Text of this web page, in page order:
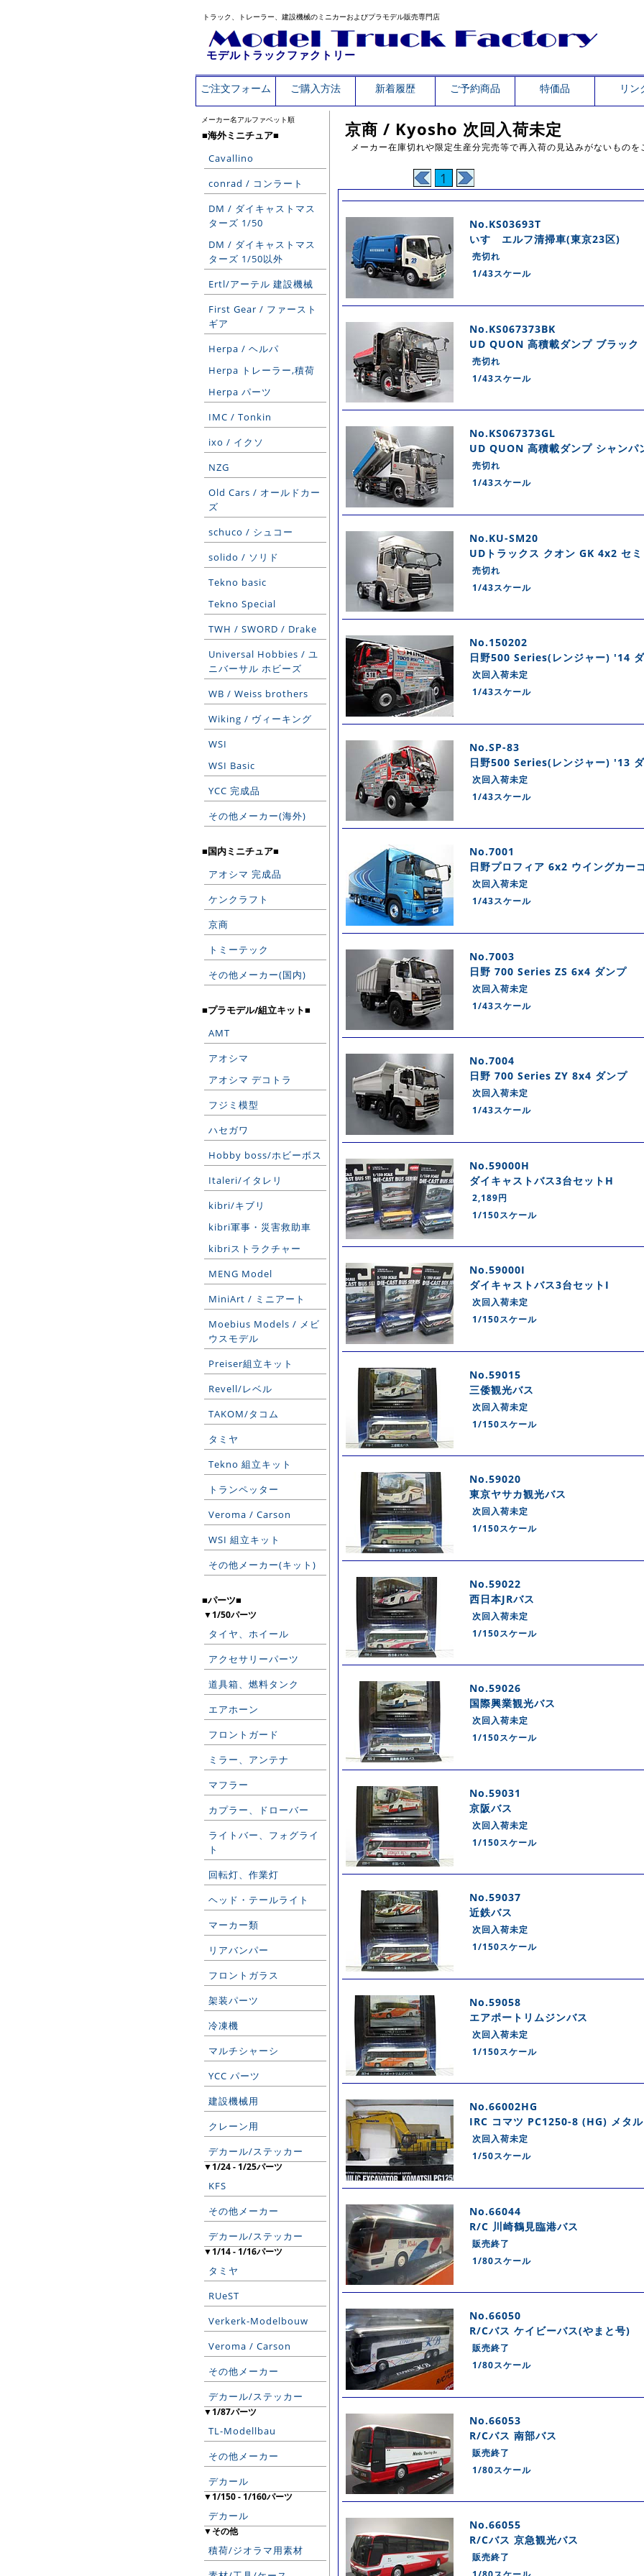
トラック、トレーラー、建設機械のミニカーおよびプラモデル販売専門店
モデルトラックファクトリー
ご注文フォーム ご購入方法 新着履歴 ご予約商品 特価品 リン
メーカー名アルファベット順
■海外ミニチュア■
Cavallino
conrad / コンラート
DM / ダイキャストマス
ターズ 1/50
DM / ダイキャストマス
ターズ 1/50以外
Ertl/アーテル 建設機械
First Gear / ファースト
ギア
Herpa / ヘルパ
Herpa トレーラー,積荷
Herpa パーツ
IMC / Tonkin
ixo / イクソ
NZG
Old Cars / オールドカー
ズ
schuco / シュコー
solido / ソリド
Tekno basic
Tekno Special
TWH / SWORD / Drake
Universal Hobbies / ユ
ニバーサル ホビーズ
WB / Weiss brothers
Wiking / ヴィーキング
WSI
WSI Basic
YCC 完成品
その他メーカー(海外)
■国内ミニチュア■
アオシマ 完成品
ケンクラフト
京商
トミーテック
その他メーカー(国内)
■プラモデル/組立キット■
AMT
アオシマ
アオシマ デコトラ
フジミ模型
ハセガワ
Hobby boss/ホビーボス
Italeri/イタレリ
kibri/キブリ
kibri軍事・災害救助車
kibriストラクチャー
MENG Model
MiniArt / ミニアート
Moebius Models / メビ
ウスモデル
Preiser組立キット
Revell/レベル
TAKOM/タコム
タミヤ
Tekno 組立キット
トランペッター
Veroma / Carson
WSI 組立キット
その他メーカー(キット)
■パーツ■
▼1/50パーツ
タイヤ、ホイール
アクセサリーパーツ
道具箱、燃料タンク
エアホーン
フロントガード
ミラー、アンテナ
マフラー
カプラー、ドローバー
ライトバー、フォグライ
ト
回転灯、作業灯
ヘッド・テールライト
マーカー類
リアバンパー
フロントガラス
架装パーツ
冷凍機
マルチシャーシ
YCC パーツ
建設機械用
クレーン用
デカール/ステッカー
▼1/24 - 1/25パーツ
KFS
その他メーカー
デカール/ステッカー
▼1/14 - 1/16パーツ
タミヤ
RUeST
Verkerk-Modelbouw
Veroma / Carson
その他メーカー
デカール/ステッカー
▼1/87パーツ
TL-Modellbau
その他メーカー
デカール
▼1/150 - 1/160パーツ
デカール
▼その他
積荷/ジオラマ用素材
京商 / Kyosho 次回入荷未定
メーカー在庫切れや限定生産分完売等で再入荷の見込みがないものを
1
No.KS03693T
いすゞエルフ清掃車(東京23区)
売切れ
1/43スケール
No.KS067373BK
UD QUON 高積載ダンプ ブラック
売切れ
1/43スケール
No.KS067373GL
UD QUON 高積載ダンプ シャンパ
売切れ
1/43スケール
No.KU-SM20
UDトラックス クオン GK 4x2 セ
売切れ
1/43スケール
No.150202
日野500 Series(レンジャー) '14
次回入荷未定
1/43スケール
No.SP-83
日野500 Series(レンジャー) '13
次回入荷未定
1/43スケール
No.7001
日野プロフィア 6x2 ウイングカー
次回入荷未定
1/43スケール
No.7003
日野 700 Series ZS 6x4 ダンプ
次回入荷未定
1/43スケール
No.7004
日野 700 Series ZY 8x4 ダンプ
次回入荷未定
1/43スケール
No.59000H
ダイキャストバス3台セットH
2,189円
1/150スケール
No.59000I
ダイキャストバス3台セットI
次回入荷未定
1/150スケール
No.59015
三倭観光バス
次回入荷未定
1/150スケール
No.59020
東京ヤサカ観光バス
次回入荷未定
1/150スケール
No.59022
西日本JRバス
次回入荷未定
1/150スケール
No.59026
国際興業観光バス
次回入荷未定
1/150スケール
No.59031
京阪バス
次回入荷未定
1/150スケール
No.59037
近鉄バス
次回入荷未定
1/150スケール
No.59058
エアポートリムジンバス
次回入荷未定
1/150スケール
No.66002HG
IRC コマツ PC1250-8 (HG) メタ
次回入荷未定
1/50スケール
No.66044
R/C 川崎鶴見臨港バス
販売終了
1/80スケール
No.66050
R/Cバス ケイビーバス(やまと号)
販売終了
1/80スケール
No.66053
R/Cバス 南部バス
販売終了
1/80スケール
No.66055
R/Cバス 京急観光バス
販売終了